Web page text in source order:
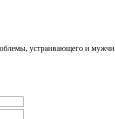
устраивающего и